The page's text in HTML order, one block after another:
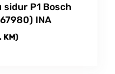
sidur P1 Bosch
INA
KM)